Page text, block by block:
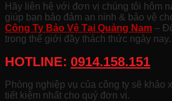
Hãy liên hệ với đơn vị chúng tôi hôm
giúp bạn bảo đảm an ninh & bảo vệ
Công Ty Bảo Vệ Tại Quảng Nam –
trong thế giới đầy thách thức ngày nay.
HOTLINE: 0914.158.151
Phòng nghiệp vụ của công ty sẽ khảo
tiết kiệm nhất cho quý đơn vị.